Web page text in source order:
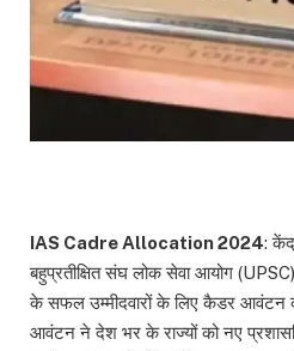
IAS Cadre Allocation 2024:
बहुप्रतीक्षित संघ लोक सेवा आयोग
के सफल उम्मीदवारों के लिए कैडर आवंटन
आवंटन ने देश भर के राज्यों को नए